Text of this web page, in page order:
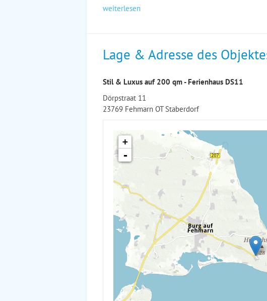
weiterlesen
Lage & Adresse des
Stil & Luxus auf 200 qm - Ferienhaus DS11
Dörpstraat 11
23769 Fehmarn OT Staberdorf
+
-